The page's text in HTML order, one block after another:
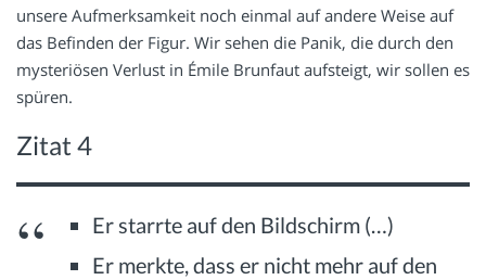
unsere Aufmerksamkeit noch einmal auf andere Weise auf
das Befinden der Figur. Wir sehen die Panik, die durch den
mysteriösen Verlust in Émile Brunfaut aufsteigt, wir sollen es
spüren.
Zitat 4
Er starrte auf den Bildschirm (…)
Er merkte, dass er nicht mehr auf den